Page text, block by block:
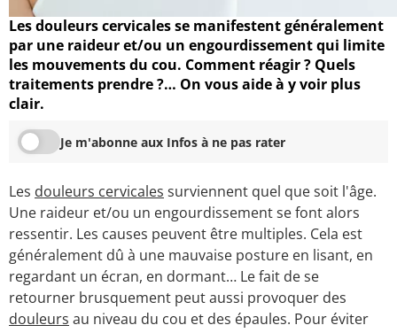
Les douleurs cervicales se manifestent généralement
par une raideur et/ou un engourdissement qui limite
les mouvements du cou. Comment réagir ? Quels
traitements prendre ?… On vous aide à y voir plus
clair.
Je m'abonne aux Infos à ne pas rater
Les douleurs cervicales surviennent quel que soit l'âge.
Une raideur et/ou un engourdissement se font alors
ressentir. Les causes peuvent être multiples. Cela est
généralement dû à une mauvaise posture en lisant, en
regardant un écran, en dormant… Le fait de se
retourner brusquement peut aussi provoquer des
douleurs au niveau du cou et des épaules. Pour éviter